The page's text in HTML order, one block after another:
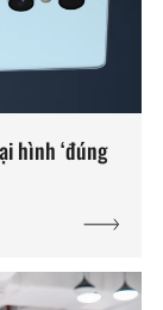
hình ‘đúng